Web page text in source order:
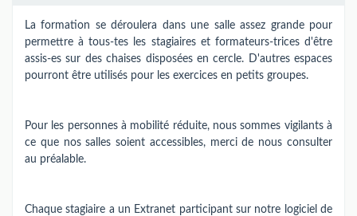
La formation se déroulera dans une salle assez grande pour
permettre à tous-tes les stagiaires et formateurs-trices d'être
assis-es sur des chaises disposées en cercle. D'autres espaces
pourront être utilisés pour les exercices en petits groupes.
Pour les personnes à mobilité réduite, nous sommes vigilants à
ce que nos salles soient accessibles, merci de nous consulter
au préalable.
Chaque stagiaire a un Extranet participant sur notre logiciel de